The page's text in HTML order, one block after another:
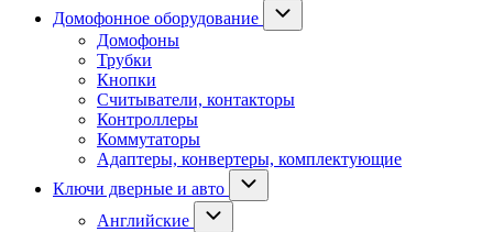
Домофонное оборудование
Домофоны
Трубки
Кнопки
Считыватели, контакторы
Контроллеры
Коммутаторы
Адаптеры, конвертеры, комплектующие
Ключи дверные и авто
Английские